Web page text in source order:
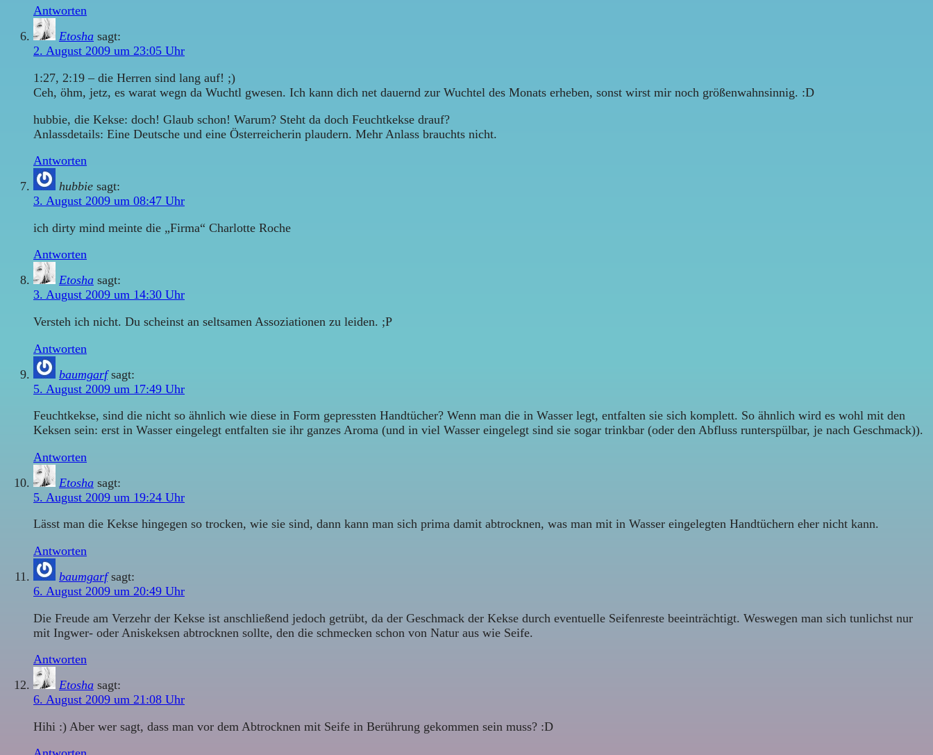
Antworten
Etosha sagt:
2. August 2009 um 23:05 Uhr
1:27, 2:19 – die Herren sind lang auf! ;)
Ceh, öhm, jetz, es warat wegn da Wuchtl gwesen. Ich kann dich net dauernd zur Wuchtel des Monats erheben, sonst wirst mir noch größenwahnsinnig. :D
hubbie, die Kekse: doch! Glaub schon! Warum? Steht da doch Feuchtkekse drauf?
Anlassdetails: Eine Deutsche und eine Österreicherin plaudern. Mehr Anlass brauchts nicht.
Antworten
hubbie sagt:
3. August 2009 um 08:47 Uhr
ich dirty mind meinte die „Firma“ Charlotte Roche
Antworten
Etosha sagt:
3. August 2009 um 14:30 Uhr
Versteh ich nicht. Du scheinst an seltsamen Assoziationen zu leiden. ;P
Antworten
baumgarf sagt:
5. August 2009 um 17:49 Uhr
Feuchtkekse, sind die nicht so ähnlich wie diese in Form gepressten Handtücher? Wenn man die in Wasser legt, entfalten sie sich komplett. So ähnlich wird es wohl mit den
Keksen sein: erst in Wasser eingelegt entfalten sie ihr ganzes Aroma (und in viel Wasser eingelegt sind sie sogar trinkbar (oder den Abfluss runterspülbar, je nach Geschmack)).
Antworten
Etosha sagt:
5. August 2009 um 19:24 Uhr
Lässt man die Kekse hingegen so trocken, wie sie sind, dann kann man sich prima damit abtrocknen, was man mit in Wasser eingelegten Handtüchern eher nicht kann.
Antworten
baumgarf sagt:
6. August 2009 um 20:49 Uhr
Die Freude am Verzehr der Kekse ist anschließend jedoch getrübt, da der Geschmack der Kekse durch eventuelle Seifenreste beeinträchtigt. Weswegen man sich tunlichst nur
mit Ingwer- oder Aniskeksen abtrocknen sollte, den die schmecken schon von Natur aus wie Seife.
Antworten
Etosha sagt:
6. August 2009 um 21:08 Uhr
Hihi :) Aber wer sagt, dass man vor dem Abtrocknen mit Seife in Berührung gekommen sein muss? :D